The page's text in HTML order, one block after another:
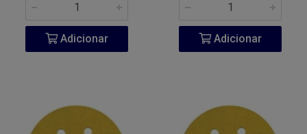
Adicionar Adicionar